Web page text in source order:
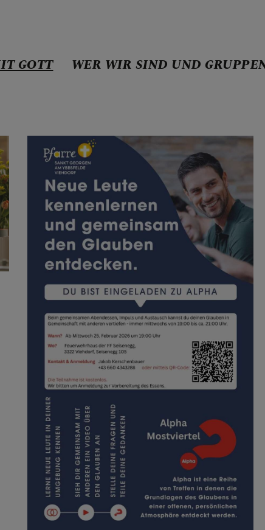
Anbetung,
renovation
Kurse
Bildung
Feiern in Gumpenberg
- Exerzitien
GOTT WER WIR SIND UND